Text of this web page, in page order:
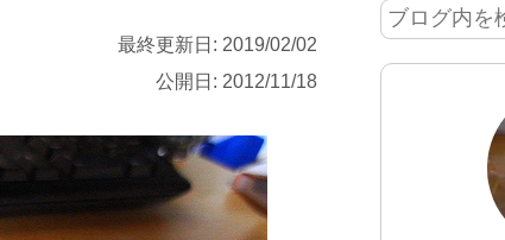
最終更新日: 2019/02/02
公開日: 2012/11/18